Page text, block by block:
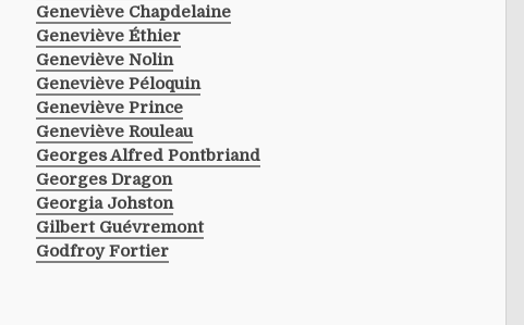
Geneviève Chapdelaine
Geneviève Éthier
Geneviève Nolin
Geneviève Péloquin
Geneviève Prince
Geneviève Rouleau
Georges Alfred Pontbriand
Georges Dragon
Georgia Johston
Gilbert Guévremont
Godfroy Fortier